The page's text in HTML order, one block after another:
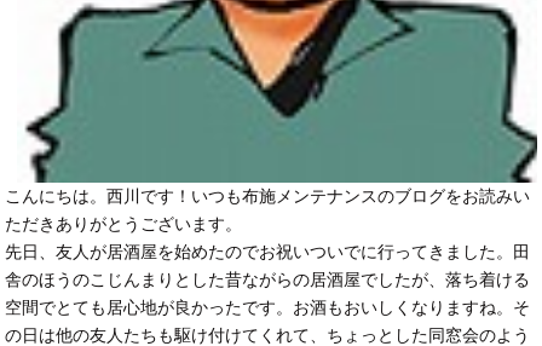
こんにちは。西川です！いつも布施メンテナンスのブログをお読みい
ただきありがとうございます。
先日、友人が居酒屋を始めたのでお祝いついでに行ってきました。田
舎のほうのこじんまりとした昔ながらの居酒屋でしたが、落ち着ける
空間でとても居心地が良かったです。お酒もおいしくなりますね。そ
の日は他の友人たちも駆け付けてくれて、ちょっとした同窓会のよう